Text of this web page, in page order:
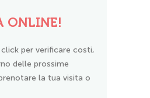
ONLINE!
per verificare costi,
delle prossime
la tua visita o